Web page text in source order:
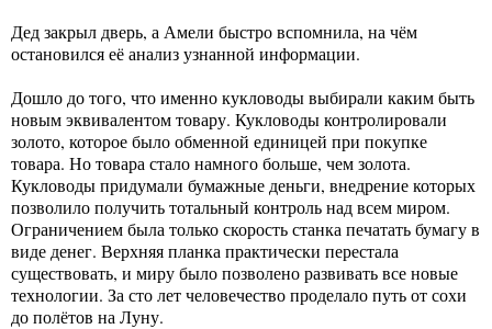
Дед закрыл дверь, а Амели быстро вспомнила, на чём
остановился её анализ узнанной информации.
Дошло до того, что именно кукловоды выбирали каким быть
новым эквивалентом товару. Кукловоды контролировали
золото, которое было обменной единицей при покупке
товара. Но товара стало намного больше, чем золота.
Кукловоды придумали бумажные деньги, внедрение которых
позволило получить тотальный контроль над всем миром.
Ограничением была только скорость станка печатать бумагу в
виде денег. Верхняя планка практически перестала
существовать, и миру было позволено развивать все новые
технологии. За сто лет человечество проделало путь от сохи
до полётов на Луну.